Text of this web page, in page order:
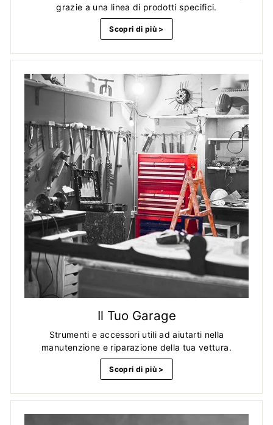
grazie a una linea di prodotti specifici.
Scopri di più >
Il Tuo Garage
Strumenti e accessori utili ad aiutarti nella
manutenzione e riparazione della tua vettura.
Scopri di più >